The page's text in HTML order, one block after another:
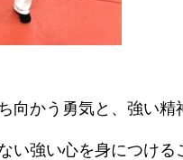
向かう勇気と、強い
い強い心を身につける